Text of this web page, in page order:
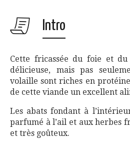
Intro
Cette fricassée du foie et
délicieuse, mais pas
volaille sont riches en
de cette viande un excellent
Les abats fondant à
parfumé à l’ail et aux herbes
et très goûteux.